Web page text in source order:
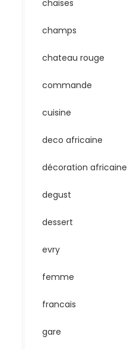
chaises
champs
chateau rouge
commande
cuisine
deco africaine
décoration africaine
degust
dessert
evry
femme
francais
gare